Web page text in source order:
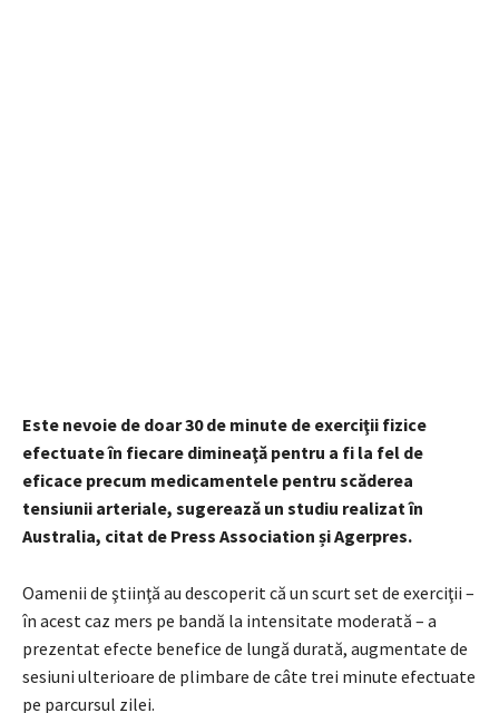
Este nevoie de doar 30 de minute de exerciţii fizice
efectuate în fiecare dimineaţă pentru a fi la fel de
eficace precum medicamentele pentru scăderea
tensiunii arteriale, sugerează un studiu realizat în
Australia, citat de Press Association și Agerpres.
Oamenii de ştiinţă au descoperit că un scurt set de exerciţii –
în acest caz mers pe bandă la intensitate moderată – a
prezentat efecte benefice de lungă durată, augmentate de
sesiuni ulterioare de plimbare de câte trei minute efectuate
pe parcursul zilei.